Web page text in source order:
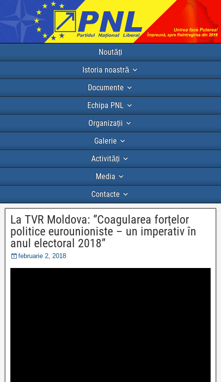
Noutăți
Istoria noastră
Documente
Echipa PNL
Organizații
Galerie
Activități
Media
Contacte
La TVR Moldova: ”Coagularea forțelor
politice eurounioniste – un imperativ în
anul electoral 2018”
februarie 2, 2018